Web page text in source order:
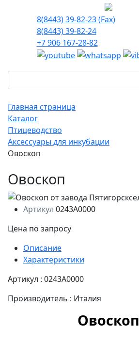
8(8443) 39-82-23 (Fax)
8(8443) 39-82-24
+7 906 167-28-82
Главная страница
Каталог
Птицеводство
Аксессуары для инкубации
Овоскоп
Овоскоп
Артикул 0243A0000
Цена по запросу
Описание
Характеристики
Артикул : 0243A0000
Производитель : Италия
Овоскоп